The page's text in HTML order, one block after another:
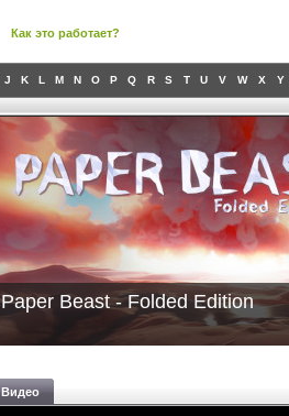
Как это работает?
J K L M N O P Q R S T U V W X Y
Paper Beast - Folded Edition
Видео